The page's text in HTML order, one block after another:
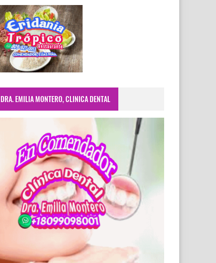
DRA. EMILIA MONTERO, CLINICA DENTAL